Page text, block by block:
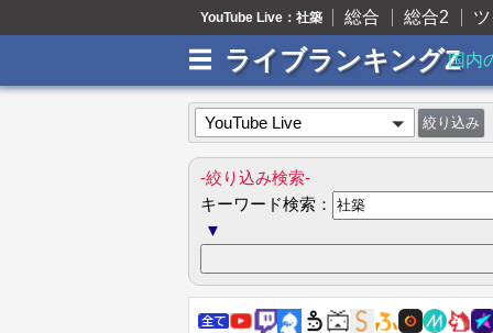
YouTube Live：社築 総合 総合2
ライブランキングZ国内
YouTube Live
-絞り込み検索-
キーワード検索：
▼